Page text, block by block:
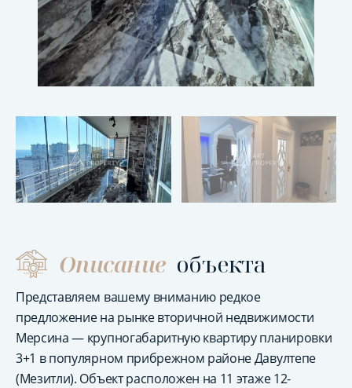
Описание объекта
Представляем вашему вниманию редкое
предложение на рынке вторичной недвижимости
Мерсина — крупногабаритную квартиру планировки
3+1 в популярном прибрежном районе Давултепе
(Мезитли). Объект расположен на 11 этаже 12-